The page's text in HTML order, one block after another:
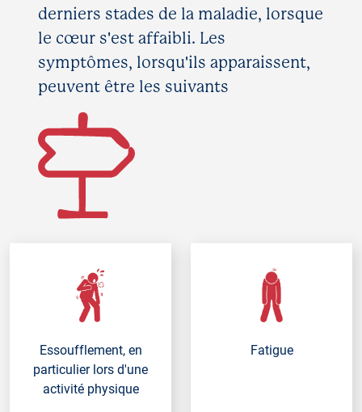
derniers stades de la maladie, lorsque
le cœur s'est affaibli. Les
symptômes, lorsqu'ils apparaissent,
peuvent être les suivants
Essoufflement, en
particulier lors d'une
activité physique
Fatigue